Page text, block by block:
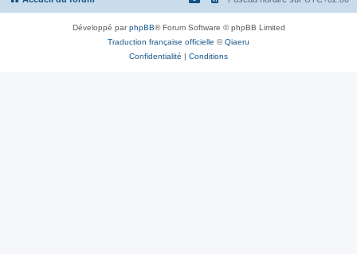
h
Développé parphpBB® Forum Software © phpBB Limited
Traduction française officielle ©Qiaeru
Confidentialité | Conditions